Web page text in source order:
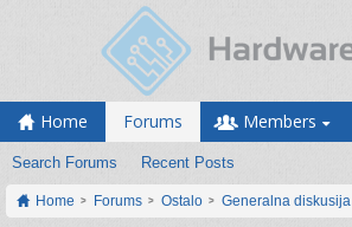
Home Forums
Search Forums Recent Posts
Members
Home Forums Ostalo Generalna diskusija